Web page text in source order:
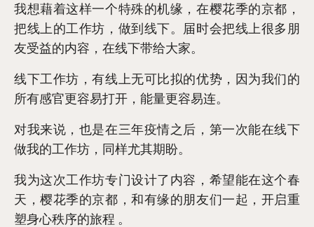
我想藉着这样一个特殊的机缘，在樱花季的京都，
把线上的工作坊，做到线下。届时会把线上很多朋
友受益的内容，在线下带给大家。
线下工作坊，有线上无可比拟的优势，因为我们的
所有感官更容易打开，能量更容易连。
对我来说，也是在三年疫情之后，第一次能在线下
做我的工作坊，同样尤其期盼。
我为这次工作坊专门设计了内容，希望能在这个春
天，樱花季的京都，和有缘的朋友们一起，开启重
塑身心秩序的旅程 。